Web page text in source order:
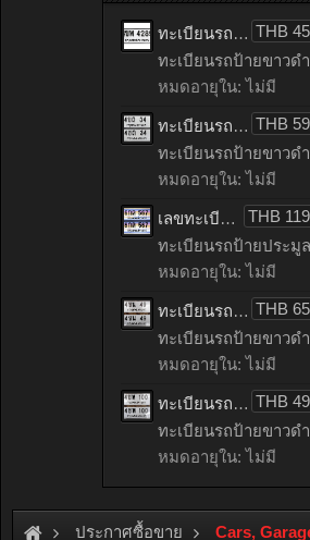
THB
ทะเบียนรถเลขมงคล 4289 ทะเบียนรถ 4289 – 4ขพ 4289 ทะเบียนเลขสวย ราคาสุดคุ้ม
ทะเบียนรถป้ายขาวดำ
หมดอายุใน: ไม่มี
THB
ทะเบียนรถ 34 ทะเบียนรถ 34 – 4ขถ 34 เลขสวย ทะเบียนมงคล ผลรวมดี 14
ทะเบียนรถป้ายขาวดำ
หมดอายุใน: ไม่มี
THB
เลขทะเบียน 567 ป้ายประมูล ทะเบียนสวย 567 – 6กต 567 พร้อมส่งมอบ ราคาพิเศษ , 6กต 567
ทะเบียนรถป้ายประมูล
หมดอายุใน: ไม่มี
THB
ทะเบียนรถ 49 ผลรวมดีมาก 24 ทะเบียนรถ 49 – 4ขน 49 ทะเบียนมงคล สำหรับคุณ
ทะเบียนรถป้ายขาวดำ
หมดอายุใน: ไม่มี
THB
ทะเบียนรถ ราคาสุดคุ้ม เลข 100 ทะเบียนรถ 100 – 4ขพ 100 ผลรวมดี 15 ทะเบียนเลขสวย กรมขนส่งฯ
ทะเบียนรถป้ายขาวดำ
หมดอายุใน: ไม่มี
ประกาศซื้อขาย Cars,